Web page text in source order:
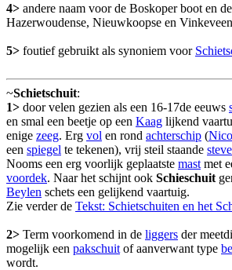
4> andere naam voor de Boskoper boot en
Hazerwoudense, Nieuwkoopse en
5> foutief gebruikt als synoniem voor
~Schietschuit:
1> door velen gezien als een 16-17de eeuws
en smal een beetje op een Kaag lijkend
enige zeeg. Erg vol en rond achterschip (
een spiegel te tekenen), vrij steil staande
Nooms een erg voorlijk geplaatste mast met
voordek. Naar het schijnt ook Schieschuit
Beylen schets een gelijkend vaartuig.
Zie verder de Tekst: Schietschuiten en het
2> Term voorkomend in de liggers der
mogelijk een pakschuit of aanverwant type
wordt.